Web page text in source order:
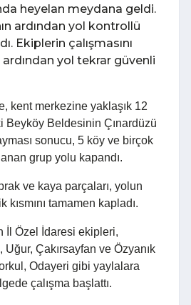
heyelan meydana geldi.
ardından yol kontrollü
Ekiplerin çalışmasını
yol tekrar güvenli
kent merkezine yaklaşık 12
Beyköy Beldesinin Çınardüzü
sonucu, 5 köy ve birçok
grup yolu kapandı.
ve kaya parçaları, yolun
kısmını tamamen kapladı.
İl Özel İdaresi ekipleri,
Çakırsayfan ve Özyanık
Odayeri gibi yaylalara
çalışma başlattı.